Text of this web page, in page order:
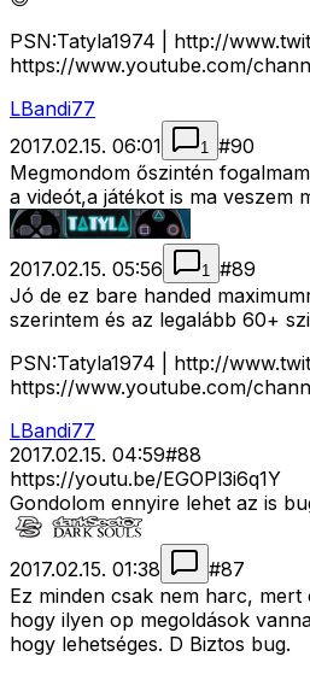
PSN:Tatyla1974 | http://
https://www.youtube.com/
LBandi77
2017.02.15. 06:01
1 #90
Megmondom őszintén
a videót,a játékot is ma veszem
2017.02.15. 05:56 1 #89
Jó de ez bare handed
szerintem és az legalább 60+
PSN:Tatyla1974 | http://
https://www.youtube.com/
LBandi77
2017.02.15. 04:59#88
https://youtu.be/EGOPl3i6q1Y
Gondolom ennyire lehet az is
2017.02.15. 01:38 #87
Ez minden csak nem harc, mert
hogy ilyen op megoldások
hogy lehetséges. D Biztos bug.